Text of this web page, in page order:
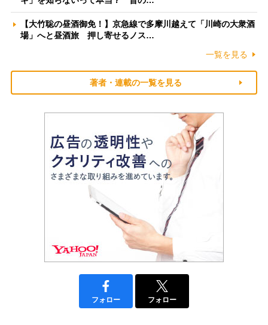
【大竹聡の昼酒御免！】京急線で多摩川越えて「川崎の大衆酒
場」へと昼酒旅 押し寄せるノス…
一覧を見る
著者・連載の一覧を見る
フォロー フォロー